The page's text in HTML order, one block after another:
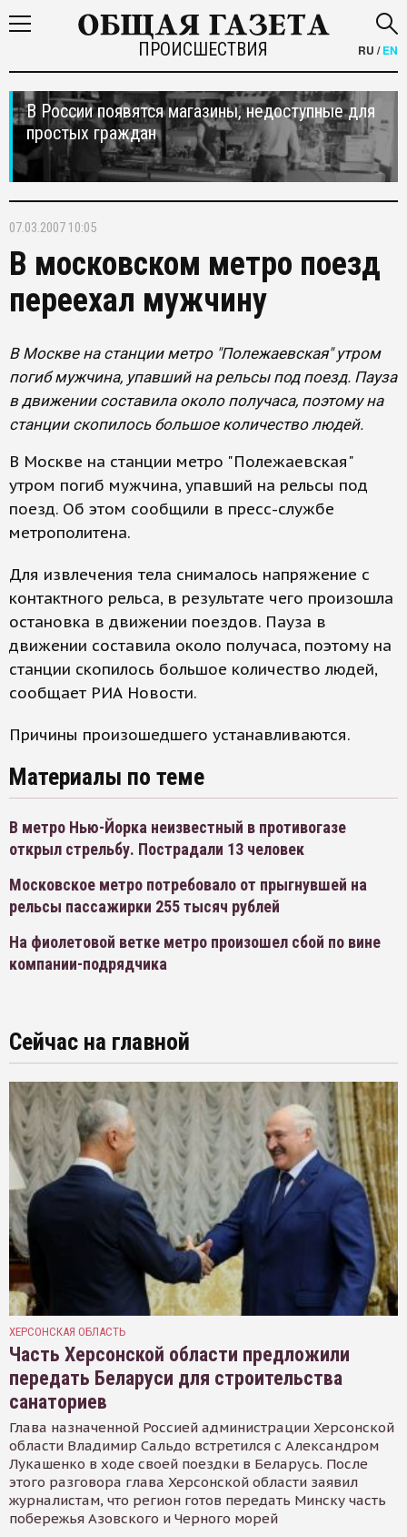
ПРОИСШЕСТВИЯ RU /EN
В России появятся магазины, недоступные для
простых граждан
07.03.2007 10:05
В московском метро поезд
переехал мужчину
В Москве на станции метро "Полежаевская" утром
погиб мужчина, упавший на рельсы под поезд. Пауза
в движении составила около получаса, поэтому на
станции скопилось большое количество людей.
В Москве на станции метро "Полежаевская"
утром погиб мужчина, упавший на рельсы под
поезд. Об этом сообщили в пресс-службе
метрополитена.
Для извлечения тела снималось напряжение с
контактного рельса, в результате чего произошла
остановка в движении поездов. Пауза в
движении составила около получаса, поэтому на
станции скопилось большое количество людей,
сообщает РИА Новости.
Причины произошедшего устанавливаются.
Материалы по теме
В метро Нью-Йорка неизвестный в противогазе
открыл стрельбу. Пострадали 13 человек
Московское метро потребовало от прыгнувшей на
рельсы пассажирки 255 тысяч рублей
На фиолетовой ветке метро произошел сбой по вине
компании-подрядчика
Сейчас на главной
ХЕРСОНСКАЯ ОБЛАСТЬ
Часть Херсонской области предложили
передать Беларуси для строительства
санаториев
Глава назначенной Россией администрации Херсонской
области Владимир Сальдо встретился с Александром
Лукашенко в ходе своей поездки в Беларусь. После
этого разговора глава Херсонской области заявил
журналистам, что регион готов передать Минску часть
побережья Азовского и Черного морей